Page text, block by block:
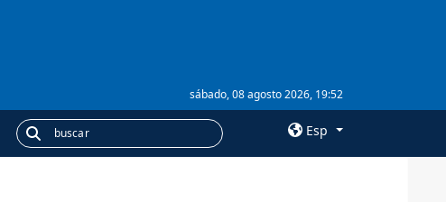
sábado, 08 agosto 2026, 19:52
Esp